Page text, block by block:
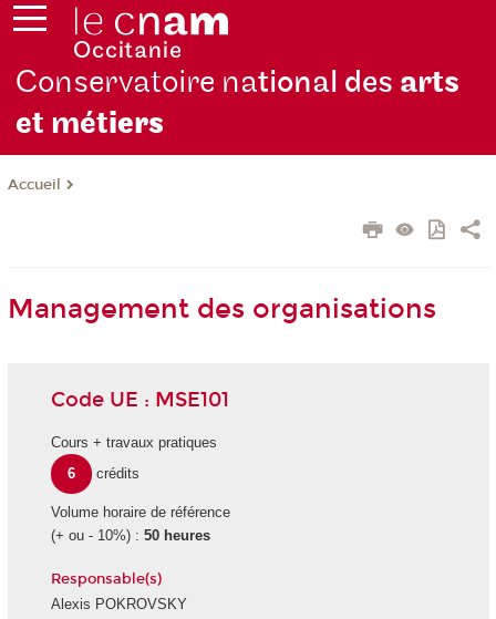
Conservatoire national des arts
et métiers
Accueil
Management des organisations
Code UE : MSE101
Cours + travaux pratiques
6
crédits
Volume horaire de référence
(+ ou - 10%) : 50 heures
Responsable(s)
Alexis POKROVSKY